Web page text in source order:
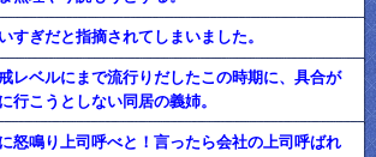
すぎだと指摘されてしまいました。
レベルにまで流行りだしたこの時期に、具合が
行こうとしない同居の義姉。
怒鳴り上司呼べと！言ったら会社の上司呼ばれ